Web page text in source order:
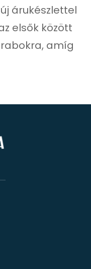
árukészlettel
elsők között
amíg